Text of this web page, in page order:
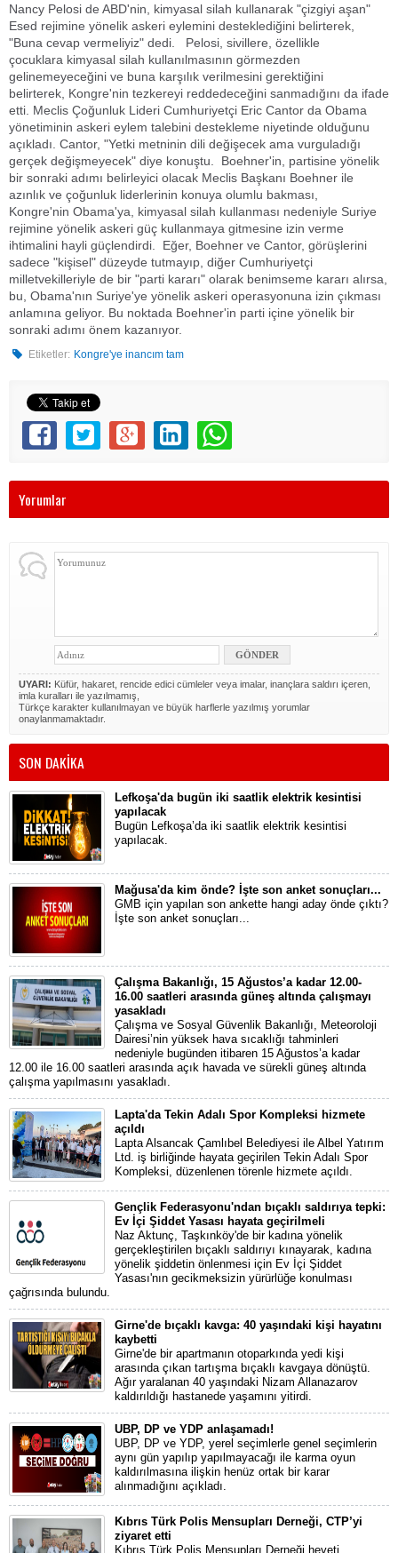
Nancy Pelosi de ABD'nin, kimyasal silah kullanarak "çizgiyi aşan"
Esed rejimine yönelik askeri eylemini desteklediğini belirterek,
"Buna cevap vermeliyiz" dedi. Pelosi, sivillere, özellikle
çocuklara kimyasal silah kullanılmasının görmezden
gelinemeyeceğini ve buna karşılık verilmesini gerektiğini
belirterek, Kongre'nin tezkereyi reddedeceğini sanmadığını da ifade
etti. Meclis Çoğunluk Lideri Cumhuriyetçi Eric Cantor da Obama
yönetiminin askeri eylem talebini destekleme niyetinde olduğunu
açıkladı. Cantor, "Yetki metninin dili değişecek ama vurguladığı
gerçek değişmeyecek" diye konuştu. Boehner'in, partisine yönelik
bir sonraki adımı belirleyici olacak Meclis Başkanı Boehner ile
azınlık ve çoğunluk liderlerinin konuya olumlu bakması,
Kongre'nin Obama'ya, kimyasal silah kullanması nedeniyle Suriye
rejimine yönelik askeri güç kullanmaya gitmesine izin verme
ihtimalini hayli güçlendirdi. Eğer, Boehner ve Cantor, görüşlerini
sadece "kişisel" düzeyde tutmayıp, diğer Cumhuriyetçi
milletvekilleriyle de bir "parti kararı" olarak benimseme kararı alırsa,
bu, Obama'nın Suriye'ye yönelik askeri operasyonuna izin çıkması
anlamına geliyor. Bu noktada Boehner'in parti içine yönelik bir
sonraki adımı önem kazanıyor.
Etiketler: Kongre'ye inancım tam
Yorumlar
UYARI: Küfür, hakaret, rencide edici cümleler veya imalar, inançlara saldırı içeren,
imla kuralları ile yazılmamış,
Türkçe karakter kullanılmayan ve büyük harflerle yazılmış yorumlar
onaylanmamaktadır.
SON DAKİKA
Lefkoşa'da bugün iki saatlik elektrik kesintisi
yapılacak
Bugün Lefkoşa’da iki saatlik elektrik kesintisi
yapılacak.
Mağusa'da kim önde? İşte son anket sonuçları...
GMB için yapılan son ankette hangi aday önde çıktı?
İşte son anket sonuçları...
Çalışma Bakanlığı, 15 Ağustos’a kadar 12.00-
16.00 saatleri arasında güneş altında çalışmayı
yasakladı
Çalışma ve Sosyal Güvenlik Bakanlığı, Meteoroloji
Dairesi’nin yüksek hava sıcaklığı tahminleri
nedeniyle bugünden itibaren 15 Ağustos’a kadar
12.00 ile 16.00 saatleri arasında açık havada ve sürekli güneş altında
çalışma yapılmasını yasakladı.
Lapta'da Tekin Adalı Spor Kompleksi hizmete
açıldı
Lapta Alsancak Çamlıbel Belediyesi ile Albel Yatırım
Ltd. iş birliğinde hayata geçirilen Tekin Adalı Spor
Kompleksi, düzenlenen törenle hizmete açıldı.
Gençlik Federasyonu'ndan bıçaklı saldırıya tepki:
Ev İçi Şiddet Yasası hayata geçirilmeli
Naz Aktunç, Taşkınköy'de bir kadına yönelik
gerçekleştirilen bıçaklı saldırıyı kınayarak, kadına
yönelik şiddetin önlenmesi için Ev İçi Şiddet
Yasası'nın gecikmeksizin yürürlüğe konulması
çağrısında bulundu.
Girne'de bıçaklı kavga: 40 yaşındaki kişi hayatını
kaybetti
Girne'de bir apartmanın otoparkında yedi kişi
arasında çıkan tartışma bıçaklı kavgaya dönüştü.
Ağır yaralanan 40 yaşındaki Nizam Allanazarov
kaldırıldığı hastanede yaşamını yitirdi.
UBP, DP ve YDP anlaşamadı!
UBP, DP ve YDP, yerel seçimlerle genel seçimlerin
aynı gün yapılıp yapılmayacağı ile karma oyun
kaldırılmasına ilişkin henüz ortak bir karar
alınmadığını açıkladı.
Kıbrıs Türk Polis Mensupları Derneği, CTP’yi
ziyaret etti
Kıbrıs Türk Polis Mensupları Derneği heyeti,